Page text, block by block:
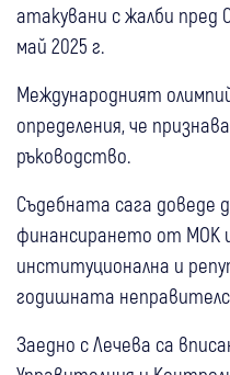
атакувани с жалби пред
май 2025 г.
Международният
определения, че
ръководство.
Съдебната сага доведе
финансирането от МОК
институционална и
годишната
Заедно с Лечева са